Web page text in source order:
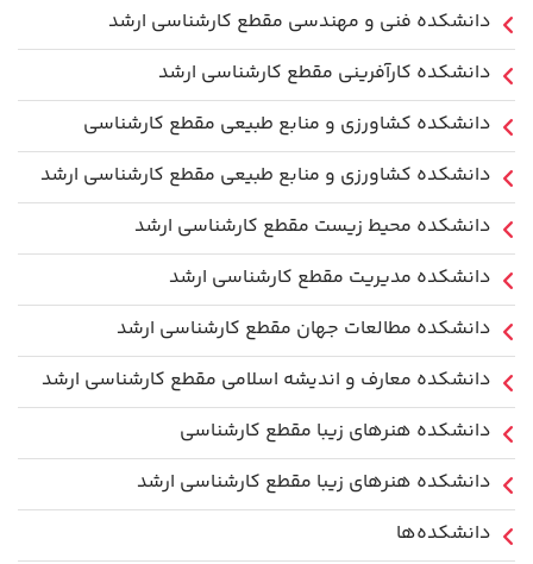
دانشکده فنی و مهندسی مقطع کارشناسی ارشد
دانشکده کارآفرینی مقطع کارشناسی ارشد
دانشکده کشاورزی و منابع طبیعی مقطع کارشناسی
دانشکده کشاورزی و منابع طبیعی مقطع کارشناسی ارشد
دانشکده محیط زیست مقطع کارشناسی ارشد
دانشکده مدیریت مقطع کارشناسی ارشد
دانشکده مطالعات جهان مقطع کارشناسی ارشد
دانشکده معارف و اندیشه اسلامی مقطع کارشناسی ارشد
دانشکده هنرهای زیبا مقطع کارشناسی
دانشکده هنرهای زیبا مقطع کارشناسی ارشد
دانشکده‌ها